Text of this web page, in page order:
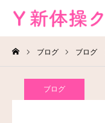
ブログ ブログ
ブログ
無料体験